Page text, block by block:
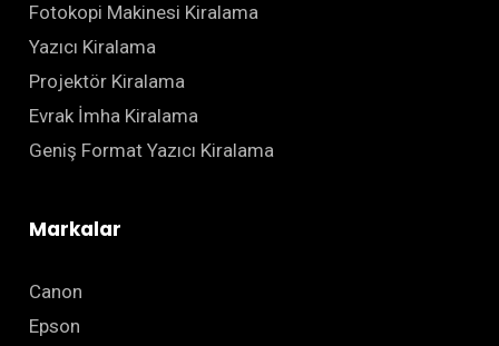
Fotokopi Makinesi Kiralama
Yazıcı Kiralama
Projektör Kiralama
Evrak İmha Kiralama
Geniş Format Yazıcı Kiralama
Markalar
Canon
Epson